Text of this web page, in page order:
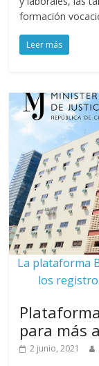
formación
Leer más
La plataforma
los
para más
2 junio, 2021